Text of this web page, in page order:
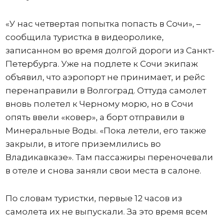
«У нас четвертая попытка попасть в Сочи», –
сообщила туристка в видеоролике,
записанном во время долгой дороги из Санкт-
Петербурга. Уже на подлете к Сочи экипаж
объявил, что аэропорт не принимает, и рейс
перенаправили в Волгоград. Оттуда самолет
вновь полетел к Черному морю, но в Сочи
опять ввели «ковер», а борт отправили в
Минеральные Воды. «Пока летели, его также
закрыли, в итоге приземлились во
Владикавказе». Там пассажиры переночевали
в отеле и снова заняли свои места в салоне.
По словам туристки, первые 12 часов из
самолета их не выпускали. За это время всем